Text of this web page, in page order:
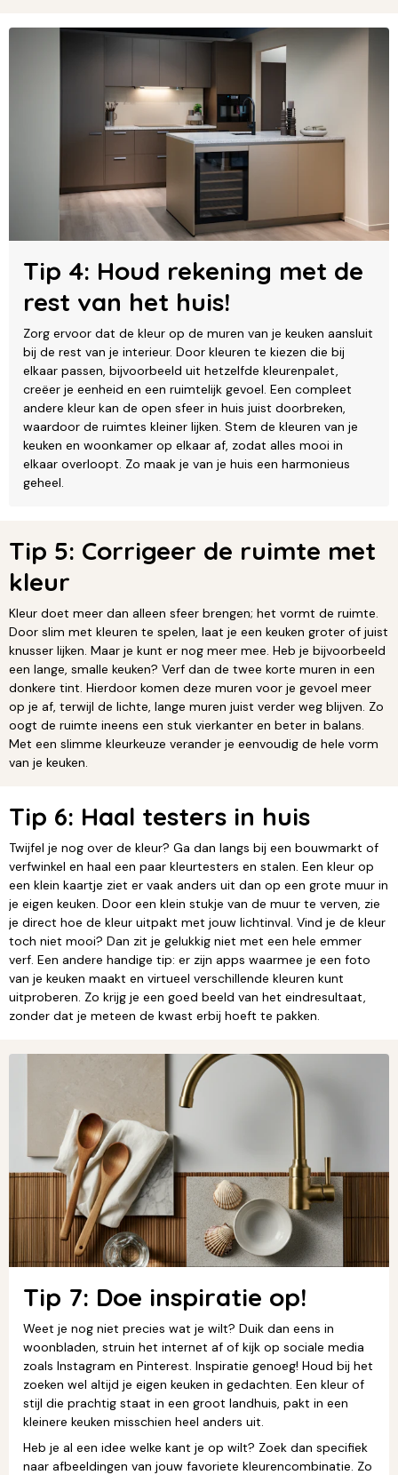
Tip 4: Houd rekening met de
rest van het huis!
Zorg ervoor dat de kleur op de muren van je keuken aansluit
bij de rest van je interieur. Door kleuren te kiezen die bij
elkaar passen, bijvoorbeeld uit hetzelfde kleurenpalet,
creëer je eenheid en een ruimtelijk gevoel. Een compleet
andere kleur kan de open sfeer in huis juist doorbreken,
waardoor de ruimtes kleiner lijken. Stem de kleuren van je
keuken en woonkamer op elkaar af, zodat alles mooi in
elkaar overloopt. Zo maak je van je huis een harmonieus
geheel.
Tip 5: Corrigeer de ruimte met
kleur
Kleur doet meer dan alleen sfeer brengen; het vormt de ruimte.
Door slim met kleuren te spelen, laat je een keuken groter of juist
knusser lijken. Maar je kunt er nog meer mee. Heb je bijvoorbeeld
een lange, smalle keuken? Verf dan de twee korte muren in een
donkere tint. Hierdoor komen deze muren voor je gevoel meer
op je af, terwijl de lichte, lange muren juist verder weg blijven. Zo
oogt de ruimte ineens een stuk vierkanter en beter in balans.
Met een slimme kleurkeuze verander je eenvoudig de hele vorm
van je keuken.
Tip 6: Haal testers in huis
Twijfel je nog over de kleur? Ga dan langs bij een bouwmarkt of
verfwinkel en haal een paar kleurtesters en stalen. Een kleur op
een klein kaartje ziet er vaak anders uit dan op een grote muur in
je eigen keuken. Door een klein stukje van de muur te verven, zie
je direct hoe de kleur uitpakt met jouw lichtinval. Vind je de kleur
toch niet mooi? Dan zit je gelukkig niet met een hele emmer
verf. Een andere handige tip: er zijn apps waarmee je een foto
van je keuken maakt en virtueel verschillende kleuren kunt
uitproberen. Zo krijg je een goed beeld van het eindresultaat,
zonder dat je meteen de kwast erbij hoeft te pakken.
Tip 7: Doe inspiratie op!
Weet je nog niet precies wat je wilt? Duik dan eens in
woonbladen, struin het internet af of kijk op sociale media
zoals Instagram en Pinterest. Inspiratie genoeg! Houd bij het
zoeken wel altijd je eigen keuken in gedachten. Een kleur of
stijl die prachtig staat in een groot landhuis, pakt in een
kleinere keuken misschien heel anders uit.
Heb je al een idee welke kant je op wilt? Zoek dan specifiek
naar afbeeldingen van jouw favoriete kleurencombinatie. Zo